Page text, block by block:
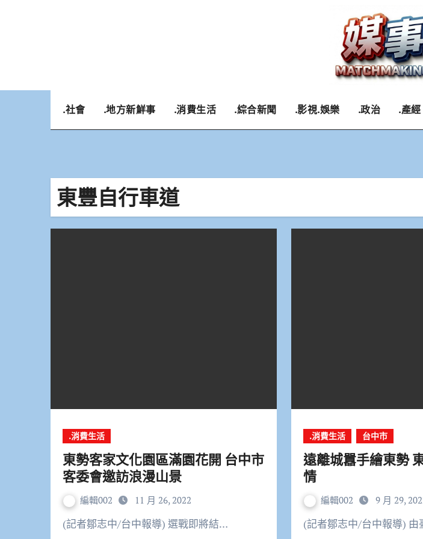
.社會 .地方新鮮事 .消費生活 .綜合新聞 .影視.娛樂 .政治 .產經
東豐自行車道
.消費生活
東勢客家文化園區滿園花開 台中市
客委會邀訪浪漫山景
編輯002 11 月 26, 2022
(記者鄒志中/台中報導) 選戰即將結…
.消費生活 台中市
遠離城囂手繪東勢 東勢商圈繪好勢
情
編輯002 9 月 29,
(記者鄒志中/台中報導)